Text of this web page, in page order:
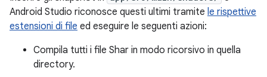
Android Studio riconosce questi ultimi tramite le rispettive
estensioni di file ed eseguire le seguenti azioni:
Compila tutti i file Shar in modo ricorsivo in quella
directory.